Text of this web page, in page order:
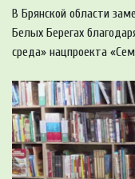
В Брянской области
Белых Берегах
среда» нацпроекта